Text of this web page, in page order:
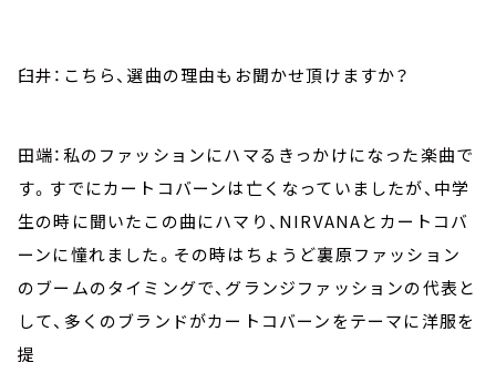
臼井：こちら、選曲の理由もお聞かせ頂けますか？
田端：私のファッションにハマるきっかけになった楽曲で
す。すでにカートコバーンは亡くなっていましたが、中学
生の時に聞いたこの曲にハマり、NIRVANAとカートコバ
ーンに憧れました。その時はちょうど裏原ファッション
のブームのタイミングで、グランジファッションの代表と
して、多くのブランドがカートコバーンをテーマに洋服を
提